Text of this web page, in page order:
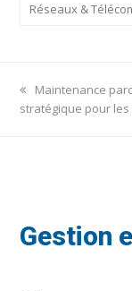
Réseaux &
previous
post:
Maintenance
stratégique pour
Gestion